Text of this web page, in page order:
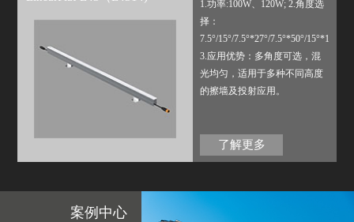
1.功率:100W、120W; 2.角度选
择：
7.5°/15°/7.5°*27°/7.5°*50°/15°*17°/
3.应用优势：多角度可选，混
光均匀，适用于多种不同高度
的擦墙及投射应用。
了解更多
案例中心